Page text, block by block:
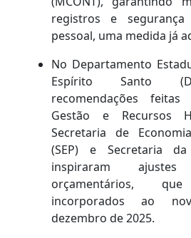
registros e
pessoal, uma medida já
No Departamento
Espírito Santo
recomendações
Gestão e Recursos
Secretaria de
(SEP) e Secretaria da
inspiraram
orçamentários,
incorporados ao
dezembro de 2025.